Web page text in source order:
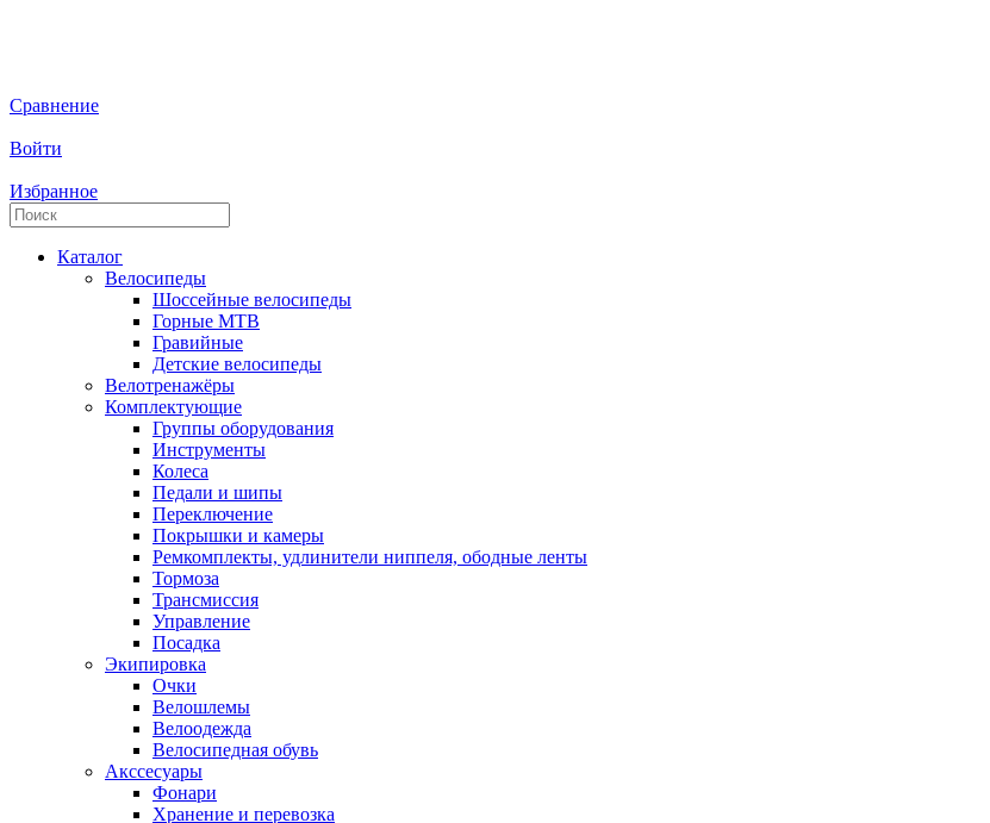
Сравнение
Войти
Избранное
Каталог
Велосипеды
Шоссейные велосипеды
Горные МTB
Гравийные
Детские велосипеды
Велотренажёры
Комплектующие
Группы оборудования
Инструменты
Колеса
Педали и шипы
Переключение
Покрышки и камеры
Ремкомплекты, удлинители ниппеля, ободные ленты
Тормоза
Трансмиссия
Управление
Посадка
Экипировка
Очки
Велошлемы
Велоодежда
Велосипедная обувь
Акссесуары
Фонари
Хранение и перевозка